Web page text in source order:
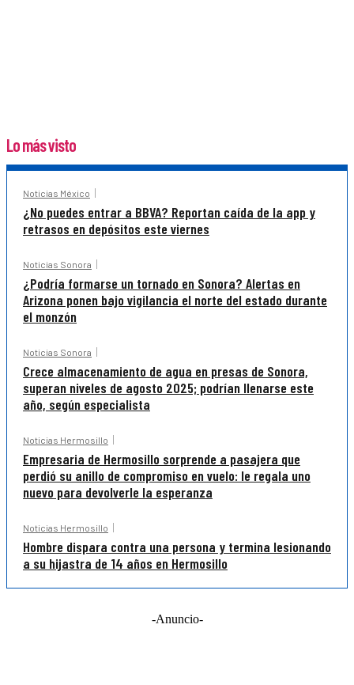
Lo más visto
Noticias México
¿No puedes entrar a BBVA? Reportan caída de la app y
retrasos en depósitos este viernes
Noticias Sonora
¿Podría formarse un tornado en Sonora? Alertas en
Arizona ponen bajo vigilancia el norte del estado durante
el monzón
Noticias Sonora
Crece almacenamiento de agua en presas de Sonora,
superan niveles de agosto 2025; podrían llenarse este
año, según especialista
Noticias Hermosillo
Empresaria de Hermosillo sorprende a pasajera que
perdió su anillo de compromiso en vuelo: le regala uno
nuevo para devolverle la esperanza
Noticias Hermosillo
Hombre dispara contra una persona y termina lesionando
a su hijastra de 14 años en Hermosillo
-Anuncio-